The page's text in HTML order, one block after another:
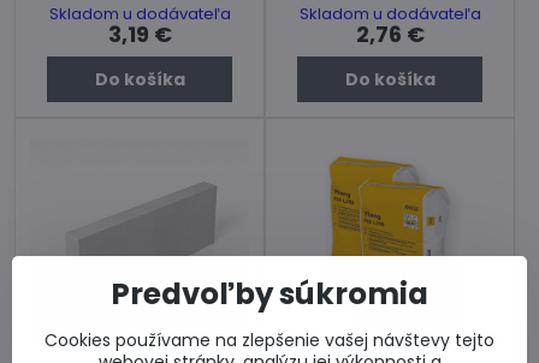
Skladom u dodávateľa
3,19 €
Do košíka
Skladom u dodávateľa
2,76 €
Do košíka
38%
20%
Predvoľby súkromia
Cookies používame na zlepšenie vašej návštevy tejto